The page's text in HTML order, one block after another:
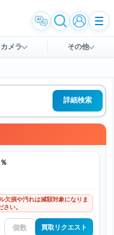
カメラ その他
詳細検索
欠損や汚れは減額対象になりま
い。
買取リクエスト